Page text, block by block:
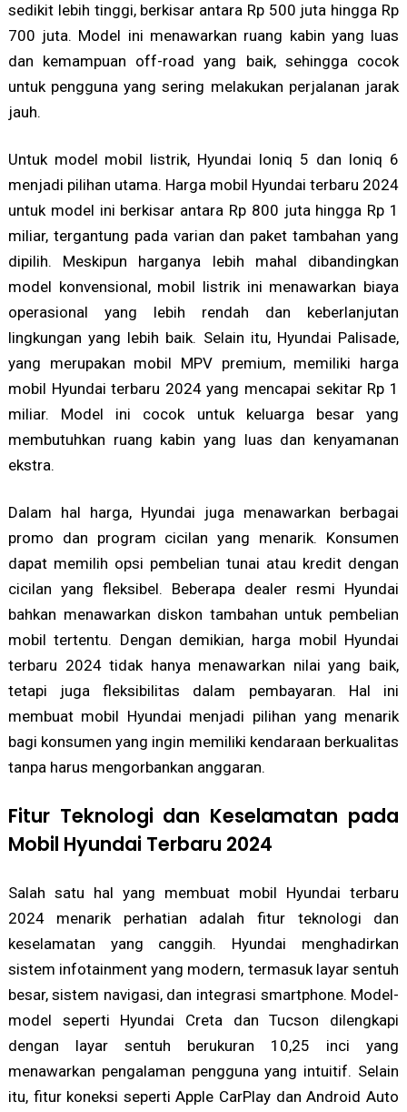
sedikit lebih tinggi, berkisar antara Rp 500 juta hingga Rp
700 juta. Model ini menawarkan ruang kabin yang luas
dan kemampuan off-road yang baik, sehingga cocok
untuk pengguna yang sering melakukan perjalanan jarak
jauh.
Untuk model mobil listrik, Hyundai Ioniq 5 dan Ioniq 6
menjadi pilihan utama. Harga mobil Hyundai terbaru 2024
untuk model ini berkisar antara Rp 800 juta hingga Rp 1
miliar, tergantung pada varian dan paket tambahan yang
dipilih. Meskipun harganya lebih mahal dibandingkan
model konvensional, mobil listrik ini menawarkan biaya
operasional yang lebih rendah dan keberlanjutan
lingkungan yang lebih baik. Selain itu, Hyundai Palisade,
yang merupakan mobil MPV premium, memiliki harga
mobil Hyundai terbaru 2024 yang mencapai sekitar Rp 1
miliar. Model ini cocok untuk keluarga besar yang
membutuhkan ruang kabin yang luas dan kenyamanan
ekstra.
Dalam hal harga, Hyundai juga menawarkan berbagai
promo dan program cicilan yang menarik. Konsumen
dapat memilih opsi pembelian tunai atau kredit dengan
cicilan yang fleksibel. Beberapa dealer resmi Hyundai
bahkan menawarkan diskon tambahan untuk pembelian
mobil tertentu. Dengan demikian, harga mobil Hyundai
terbaru 2024 tidak hanya menawarkan nilai yang baik,
tetapi juga fleksibilitas dalam pembayaran. Hal ini
membuat mobil Hyundai menjadi pilihan yang menarik
bagi konsumen yang ingin memiliki kendaraan berkualitas
tanpa harus mengorbankan anggaran.
Fitur Teknologi dan Keselamatan pada
Mobil Hyundai Terbaru 2024
Salah satu hal yang membuat mobil Hyundai terbaru
2024 menarik perhatian adalah fitur teknologi dan
keselamatan yang canggih. Hyundai menghadirkan
sistem infotainment yang modern, termasuk layar sentuh
besar, sistem navigasi, dan integrasi smartphone. Model-
model seperti Hyundai Creta dan Tucson dilengkapi
dengan layar sentuh berukuran 10,25 inci yang
menawarkan pengalaman pengguna yang intuitif. Selain
itu, fitur koneksi seperti Apple CarPlay dan Android Auto